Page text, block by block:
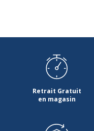
Retrait Gratuit
en magasin